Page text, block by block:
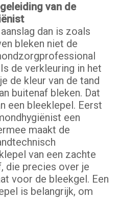
van de
dan is zoals
bleken niet de
de verkleuring in het
de kleur van de tand
buitenaf bleken. Dat
een bleeklepel. Eerst
een
maakt de
van een zachte
die precies over je
voor de bleekgel. Een
is belangrijk, om